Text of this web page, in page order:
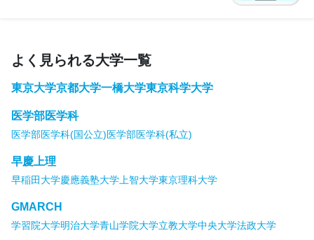
よく見られる大学一覧
東京大学京都大学一橋大学東京科学大学
医学部医学科
医学部医学科(国公立)医学部医学科(私立)
早慶上理
早稲田大学慶應義塾大学 上智大学東京理科大学
GMARCH
学習院大学明治大学青山学院大学立教大学中央大学法政大学